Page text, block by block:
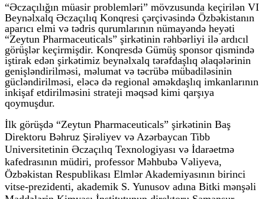
“Əczaçılığın müasir problemləri” mövzusunda keçirilən VI
Beynəlxalq Əczaçılıq Konqresi çərçivəsində Özbəkistanın
aparıcı elmi və tədris qurumlarının nümayəndə heyəti
“Zeytun Pharmaceuticals” şirkətinin rəhbərliyi ilə ardıcıl
görüşlər keçirmişdir. Konqresdə Gümüş sponsor qismində
iştirak edən şirkətimiz beynəlxalq tərəfdaşlıq əlaqələrinin
genişləndirilməsi, məlumat və təcrübə mübadiləsinin
gücləndirilməsi, eləcə də regional əməkdaşlıq imkanlarının
inkişaf etdirilməsini strateji məqsəd kimi qarşıya
qoymuşdur.
İlk görüşdə “Zeytun Pharmaceuticals” şirkətinin Baş
Direktoru Bəhruz Şirəliyev və Azərbaycan Tibb
Universitetinin Əczaçılıq Texnologiyası və İdarəetmə
kafedrasının müdiri, professor Məhbubə Vəliyeva,
Özbəkistan Respublikası Elmlər Akademiyasının birinci
vitse-prezidenti, akademik S. Yunusov adına Bitki mənşəli